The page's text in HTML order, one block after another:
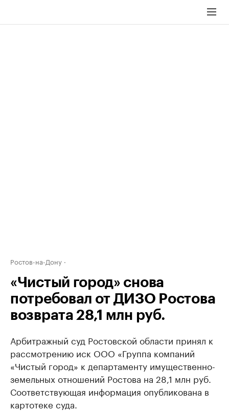
Ростов-на-Дону
«Чистый город» снова
потребовал от ДИЗО Ростова
возврата 28,1 млн руб.
Арбитражный суд Ростовской области принял к
рассмотрению иск ООО «Группа компаний
«Чистый город» к департаменту имущественно-
земельных отношений Ростова на 28,1 млн руб.
Соответствующая информация опубликована в
картотеке суда.